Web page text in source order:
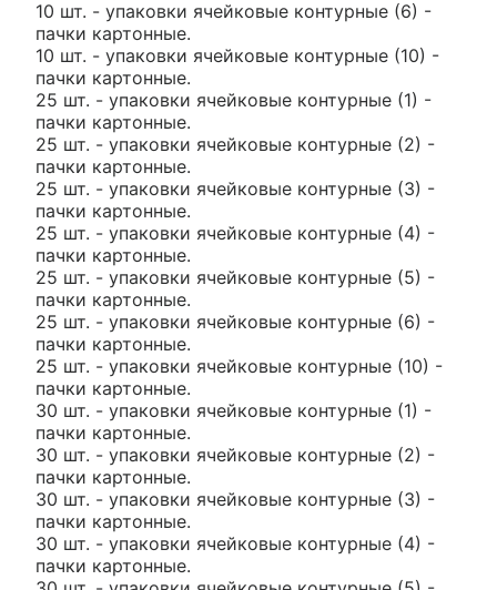
10 шт. - упаковки ячейковые контурные (6) -
пачки картонные.
10 шт. - упаковки ячейковые контурные (10) -
пачки картонные.
25 шт. - упаковки ячейковые контурные (1) -
пачки картонные.
25 шт. - упаковки ячейковые контурные (2) -
пачки картонные.
25 шт. - упаковки ячейковые контурные (3) -
пачки картонные.
25 шт. - упаковки ячейковые контурные (4) -
пачки картонные.
25 шт. - упаковки ячейковые контурные (5) -
пачки картонные.
25 шт. - упаковки ячейковые контурные (6) -
пачки картонные.
25 шт. - упаковки ячейковые контурные (10) -
пачки картонные.
30 шт. - упаковки ячейковые контурные (1) -
пачки картонные.
30 шт. - упаковки ячейковые контурные (2) -
пачки картонные.
30 шт. - упаковки ячейковые контурные (3) -
пачки картонные.
30 шт. - упаковки ячейковые контурные (4) -
пачки картонные.